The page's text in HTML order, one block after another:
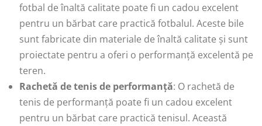
fotbal de înaltă calitate poate fi un cadou excelent
pentru un bărbat care practică fotbalul. Aceste bile
sunt fabricate din materiale de înaltă calitate și sunt
proiectate pentru a oferi o performanță excelentă pe
teren.
Rachetă de tenis de performanță: O rachetă de
tenis de performanță poate fi un cadou excelent
pentru un bărbat care practică tenisul. Această